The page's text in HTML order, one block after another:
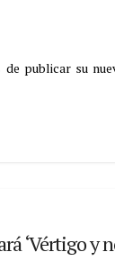
publicar su
‘Vértigo y